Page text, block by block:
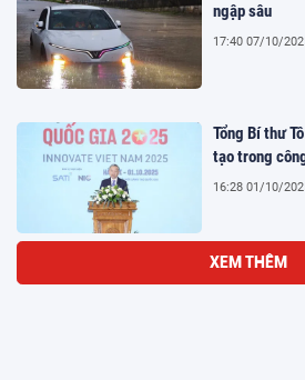
ngập sâu
17:40 07/10/
Tổng Bí thư
tạo trong
16:28 01/10/